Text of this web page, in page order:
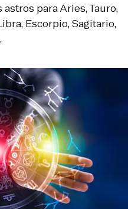
para Aries, Tauro,
Escorpio, Sagitario,